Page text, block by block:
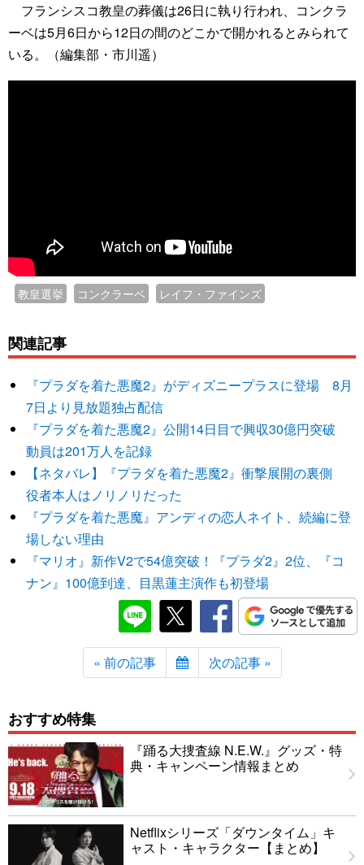
フランシスコ教皇の葬儀は26日に執り行われ、コンクラ
ーベは5月6日から12日の間のどこかで開かれるとみられて
いる。（編集部・市川遥）
教皇選挙 コンクラーベ レイフ・ファインズ
関連記事
『プラダを着た悪魔2』がディズニープラスに登場 8月
7日より見放題独占配信
『プラダを着た悪魔2』公開14日目で興収30億円突破
動員は201万人を記録
【ネタバレ】『プラダを着た悪魔2』衝撃展開の裏側
役者本人はノリノリだった
『プラダを着た悪魔』アンディの恋人ネイト、続編に登
場しない理由
『マリオ』新作V2で54億突破！『プラダ2』2位、『コ
ナン』100億到達、目黒蓮主演作も初登場
« 前の記事 次の記事 »
おすすめ特集
『踊る大捜査線 N.E.W.』グッズ・特
典・キャンペーン情報まとめ
Netflixシリーズ「ダウンタイム」キ
ャスト・キャラクター【まとめ】